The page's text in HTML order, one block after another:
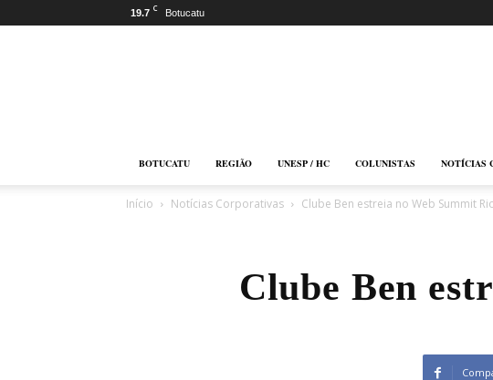
19.7 C Botucatu
BOTUCATU REGIÃO UNESP / HC COLUNISTAS NOTÍCIAS
Início Notícias Corporativas Clube Ben estreia no Web Summit
Clube Ben